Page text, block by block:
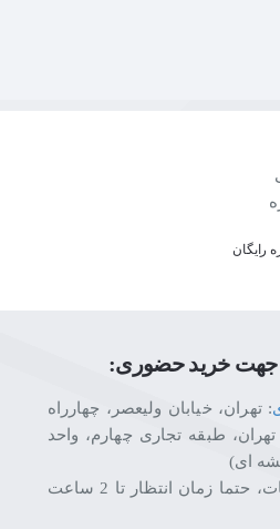
رایگان
جهت خرید حضوری:
: تهران، خیابان ولیعصر، چهارراه
طبقه تجاری چهارم، واحد
(به علت حجم بالای سفارشات، حتما زمان انتظار تا 2 ساعت